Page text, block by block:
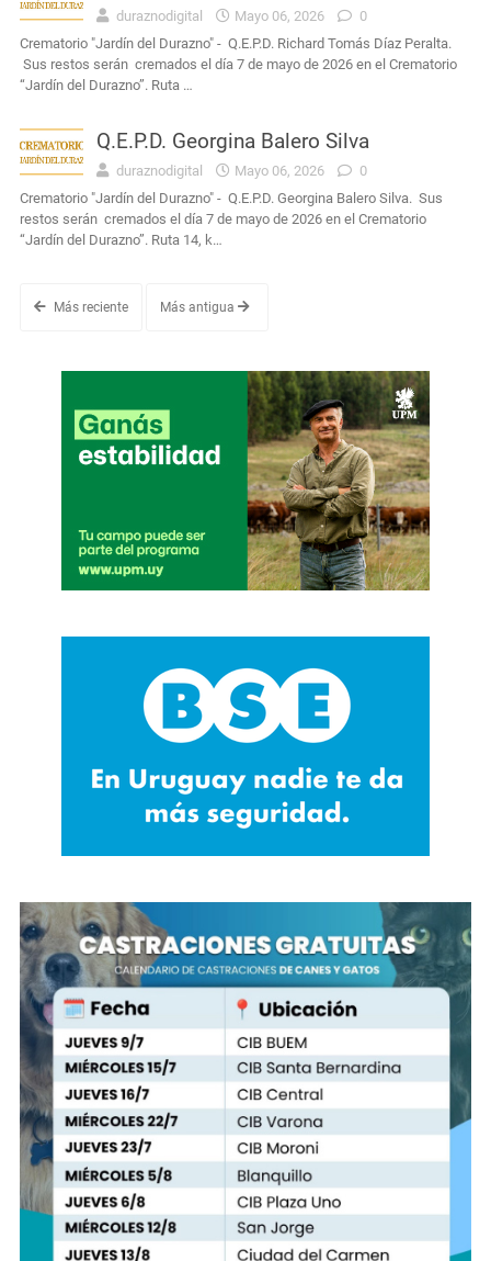
duraznodigital Mayo 06, 2026
0
Crematorio "Jardín del Durazno" - Q.E.P.D. Richard Tomás Díaz Peralta.
Sus restos serán cremados el día 7 de mayo de 2026 en el Crematorio
“Jardín del Durazno”. Ruta …
Q.E.P.D. Georgina Balero Silva
duraznodigital Mayo 06, 2026
0
Crematorio "Jardín del Durazno" - Q.E.P.D. Georgina Balero Silva. Sus
restos serán cremados el día 7 de mayo de 2026 en el Crematorio
“Jardín del Durazno”. Ruta 14, k…
Más reciente Más antigua